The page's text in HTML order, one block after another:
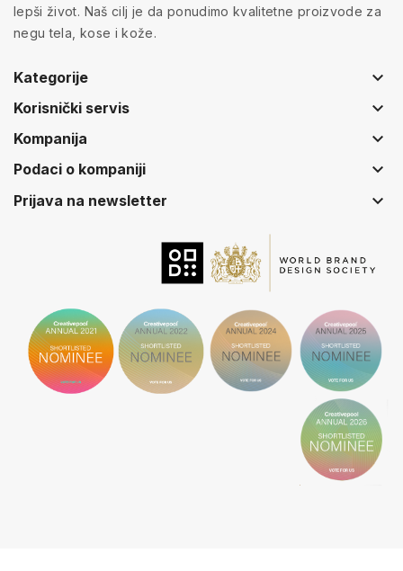
lepši život. Naš cilj je da ponudimo kvalitetne proizvode za
negu tela, kose i kože.
Kategorije keyboard_arrow_down
Korisnički servis keyboard_arrow_down
Kompanija keyboard_arrow_down
Podaci o kompaniji keyboard_arrow_down
Prijava na newsletter keyboard_arrow_down